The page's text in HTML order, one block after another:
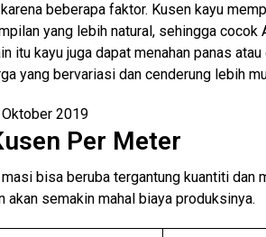
beberapa faktor. Kusen kayu
yang lebih natural, sehingga cocok
itu kayu juga dapat menahan panas
yang bervariasi dan cenderung lebih
Per Meter
bisa beruba tergantung kuantiti dan
akan semakin mahal biaya produksinya.